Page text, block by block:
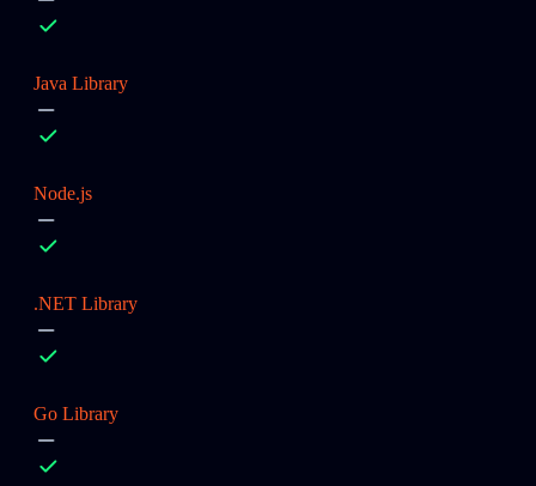
Java Library
Node.js
.NET Library
Go Library